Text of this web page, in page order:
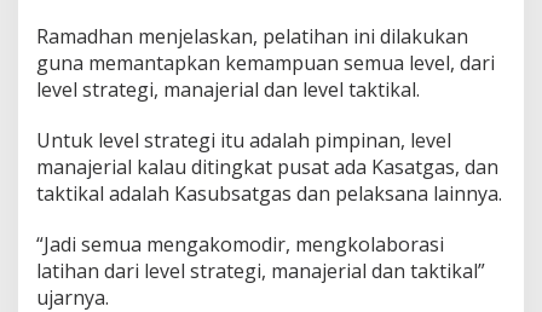
Ramadhan menjelaskan, pelatihan ini dilakukan
guna memantapkan kemampuan semua level, dari
level strategi, manajerial dan level taktikal.
Untuk level strategi itu adalah pimpinan, level
manajerial kalau ditingkat pusat ada Kasatgas, dan
taktikal adalah Kasubsatgas dan pelaksana lainnya.
“Jadi semua mengakomodir, mengkolaborasi
latihan dari level strategi, manajerial dan taktikal”
ujarnya.